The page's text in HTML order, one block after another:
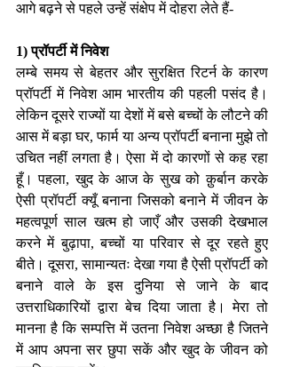
आगे बढ़ने से पहले उन्हें संक्षेप में दोहरा लेते हैं-
1) प्रॉपर्टी में निवेश
लम्बे समय से बेहतर और सुरक्षित रिटर्न के कारण
प्रॉपर्टी में निवेश आम भारतीय की पहली पसंद है।
लेकिन दूसरे राज्यों या देशों में बसे बच्चों के लौटने की
आस में बड़ा घर, फार्म या अन्य प्रॉपर्टी बनाना मुझे तो
उचित नहीं लगता है। ऐसा में दो कारणों से कह रहा
हूँ। पहला, खुद के आज के सुख को क़ुर्बान करके
ऐसी प्रॉपर्टी क्यूँ बनाना जिसको बनाने में जीवन के
महत्वपूर्ण साल खत्म हो जाएँ और उसकी देखभाल
करने में बुढ़ापा, बच्चों या परिवार से दूर रहते हुए
बीते। दूसरा, सामान्यतः देखा गया है ऐसी प्रॉपर्टी को
बनाने वाले के इस दुनिया से जाने के बाद
उत्तराधिकारियों द्वारा बेच दिया जाता है। मेरा तो
मानना है कि सम्पत्ति में उतना निवेश अच्छा है जितने
में आप अपना सर छुपा सकें और खुद के जीवन को